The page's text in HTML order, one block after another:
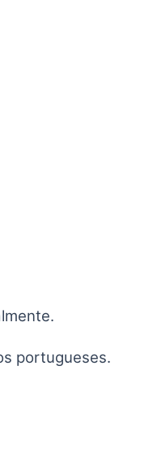
portugueses.